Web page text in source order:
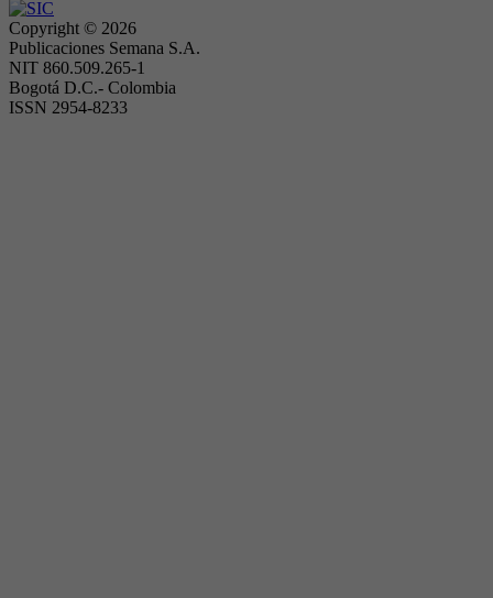
Copyright © 2026
Publicaciones Semana S.A.
NIT 860.509.265-1
Bogotá D.C.- Colombia
ISSN 2954-8233